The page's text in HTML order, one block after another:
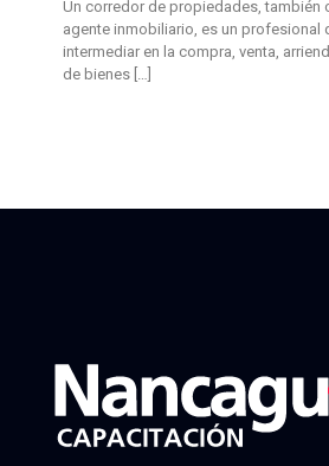
Un corredor de propiedades, también
agente inmobiliario, es un profesional
intermediar en la compra, venta,
de bienes […]